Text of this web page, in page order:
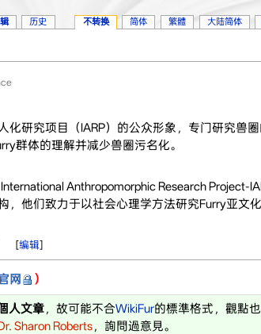
化研究项目（IARP）的公众形象，专门研究兽
群体的理解并减少兽圈污名化。
Anthropomorphic Research Project-
，他们致力于以社会心理学方法研究Furry亚文化
[编辑]
网 ）
人文章，故可能不合WikiFur的標準格式，觀點
Sharon Roberts，詢問過意見。
历史 不转换 简体 繁體 大陆简体